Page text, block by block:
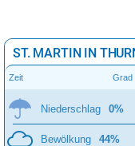
ST. MARTIN IN
Zeit Grad
Niederschlag 0%
Bewölkung 44%